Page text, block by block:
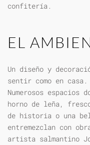
confitería.
EL
Un diseño y
sentir como en casa.
Numerosos espacios
horno de leña,
de historia o una
entremezclan con
artista salmantino